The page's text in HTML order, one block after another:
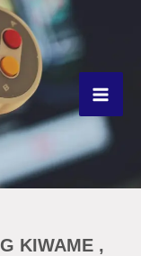
KIWAME ,